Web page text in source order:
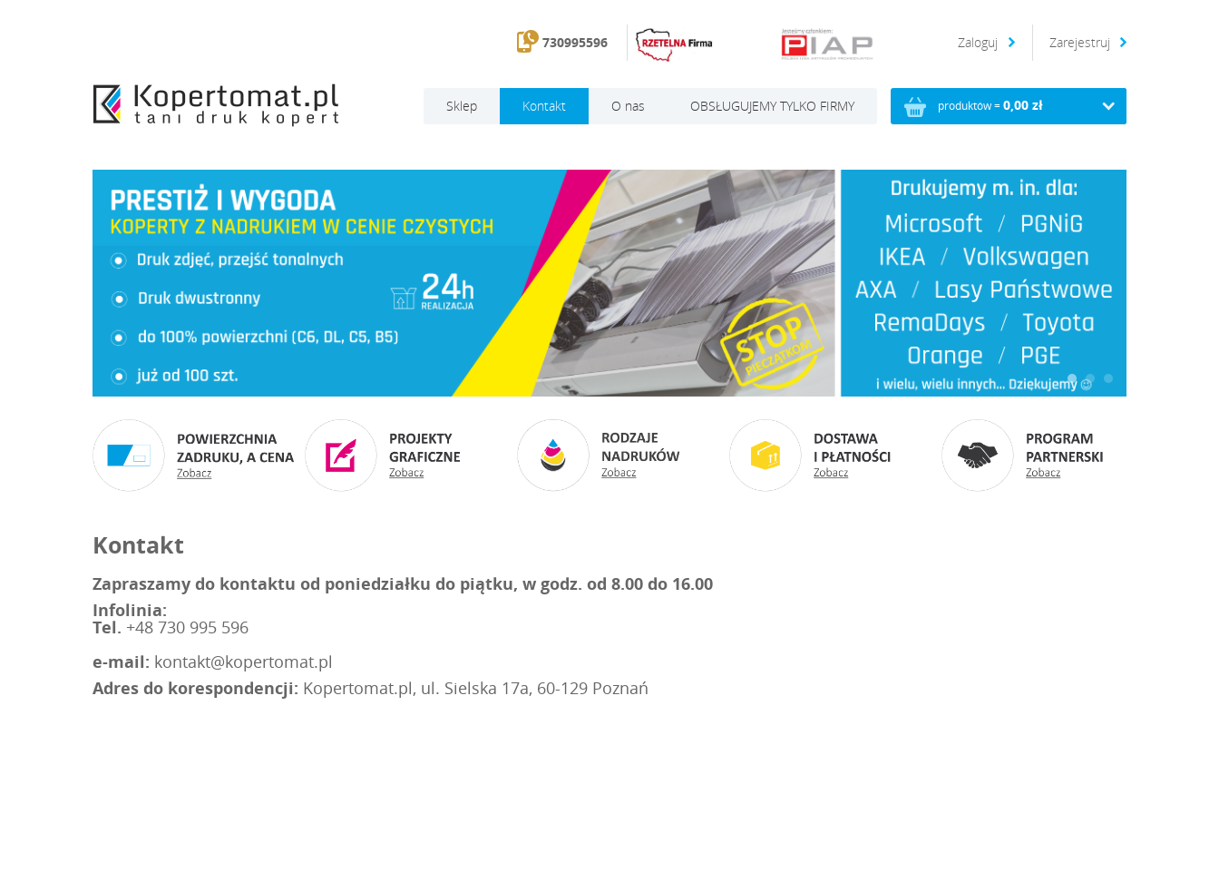
730995596 Zaloguj Zarejestruj
produktów =0,00 zł
Sklep Kontakt O nas OBSŁUGUJEMY TYLKO FIRMY
Kontakt
Zapraszamy do kontaktu od poniedziałku do piątku, w godz. od 8.00 do 16.00
Infolinia:
Tel. +48 730 995 596
e-mail: kontakt@kopertomat.pl
Adres do korespondencji: Kopertomat.pl, ul. Sielska 17a, 60-129 Poznań